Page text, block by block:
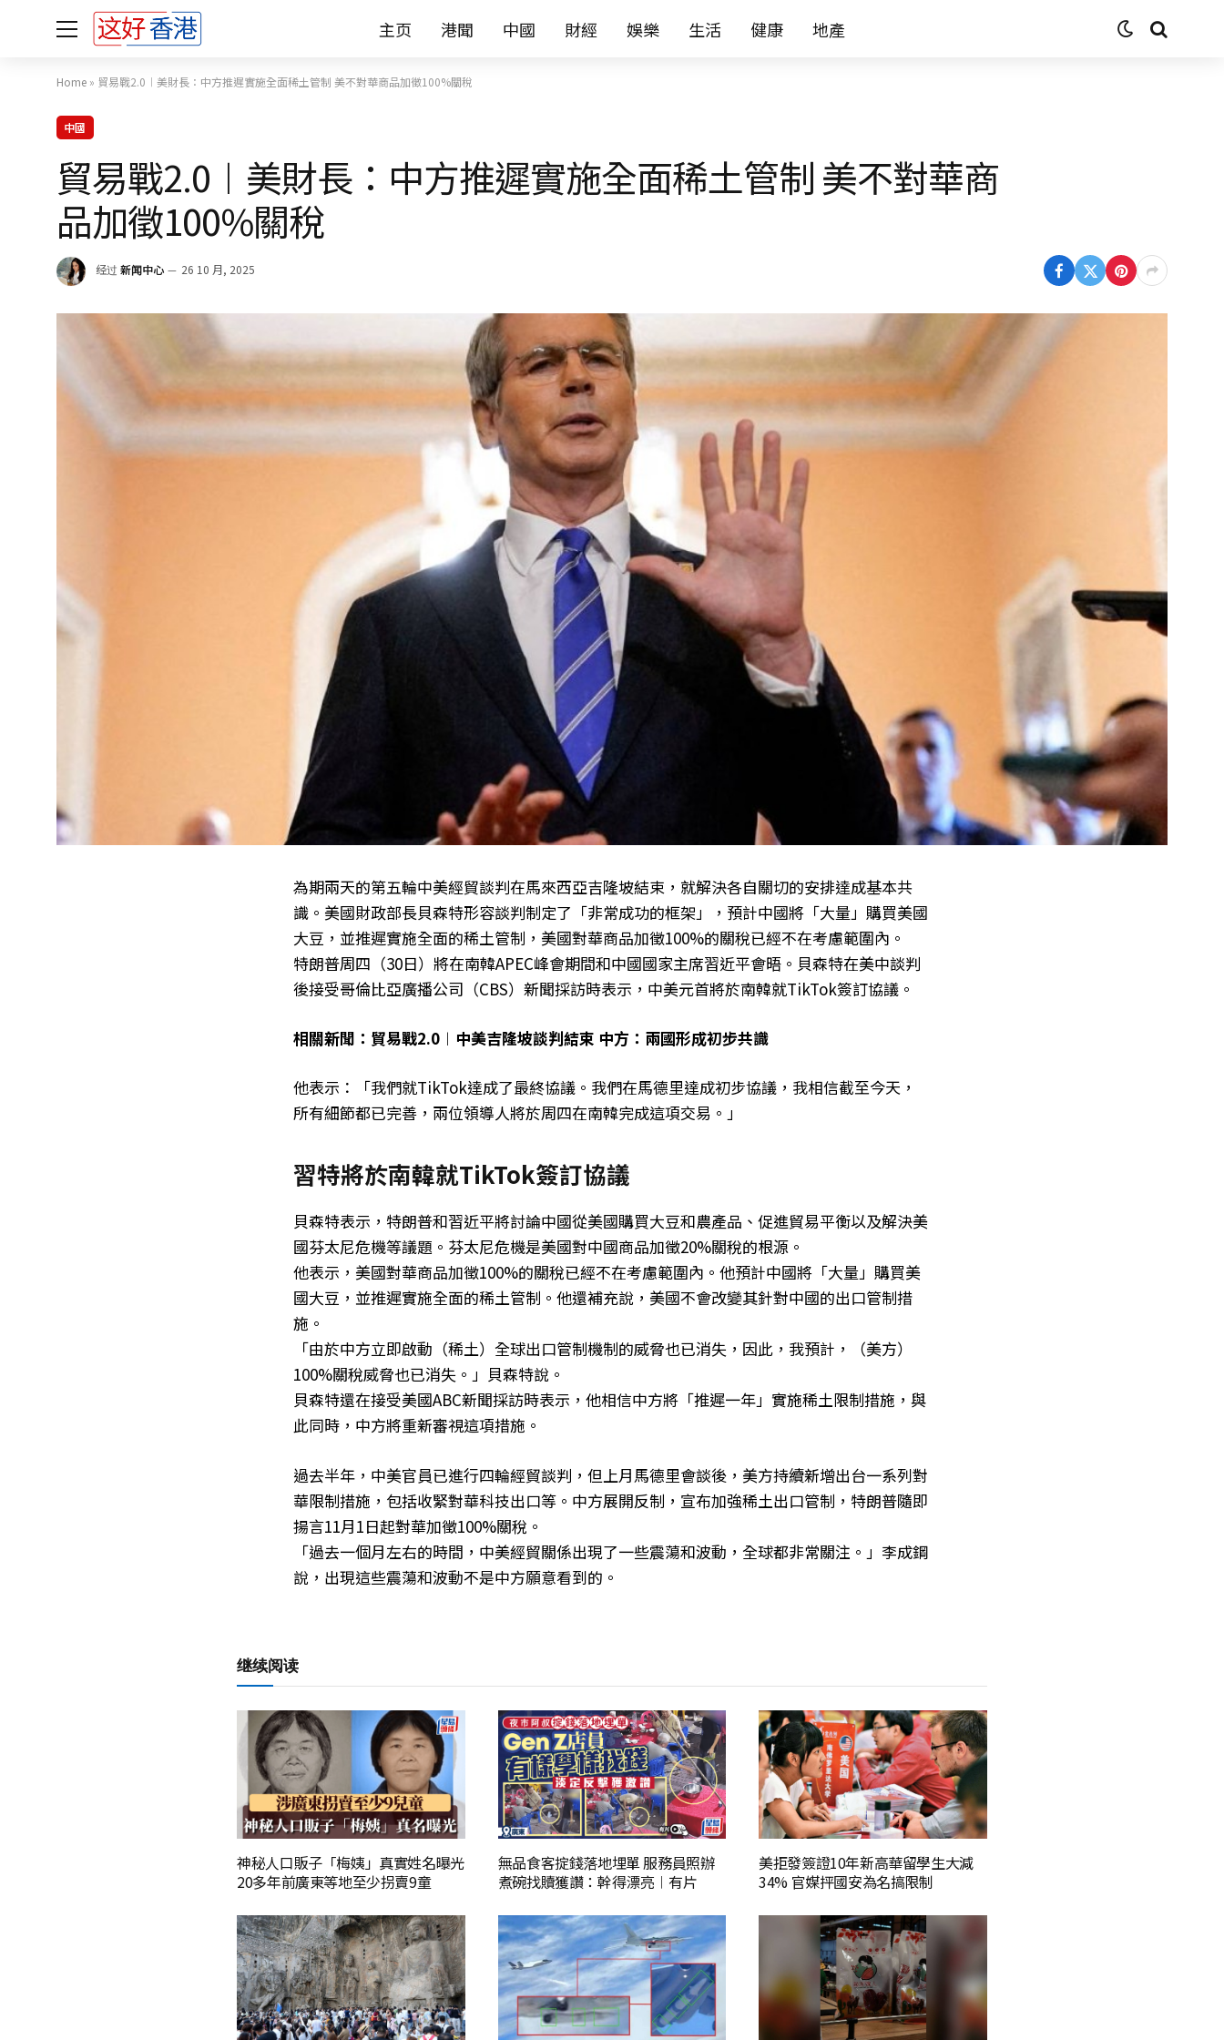
主页 港聞 中國 財經 娛樂 生活 健康 地產
Home » 貿易戰2.0︱美財長：中方推遲實施全面稀土管制 美不對華商品加徵100%關稅
中國
貿易戰2.0︱美財長：中方推遲實施全面稀土管制 美不對華商
品加徵100%關稅
经过 新闻中心 26 10 月, 2025
為期兩天的第五輪中美經貿談判在馬來西亞吉隆坡結束，就解決各自關切的安排達成基本共
識。美國財政部長貝森特形容談判制定了「非常成功的框架」，預計中國將「大量」購買美國
大豆，並推遲實施全面的稀土管制，美國對華商品加徵100%的關稅已經不在考慮範圍內。
特朗普周四（30日）將在南韓APEC峰會期間和中國國家主席習近平會晤。貝森特在美中談判
後接受哥倫比亞廣播公司（CBS）新聞採訪時表示，中美元首將於南韓就TikTok簽訂協議。
相關新聞：貿易戰2.0︱中美吉隆坡談判結束 中方：兩國形成初步共識
他表示：「我們就TikTok達成了最終協議。我們在馬德里達成初步協議，我相信截至今天，
所有細節都已完善，兩位領導人將於周四在南韓完成這項交易。」
習特將於南韓就TikTok簽訂協議
貝森特表示，特朗普和習近平將討論中國從美國購買大豆和農產品、促進貿易平衡以及解決美
國芬太尼危機等議題。芬太尼危機是美國對中國商品加徵20%關稅的根源。
他表示，美國對華商品加徵100%的關稅已經不在考慮範圍內。他預計中國將「大量」購買美
國大豆，並推遲實施全面的稀土管制。他還補充說，美國不會改變其針對中國的出口管制措
施。
「由於中方立即啟動（稀土）全球出口管制機制的威脅也已消失，因此，我預計，（美方）
100%關稅威脅也已消失。」貝森特說。
貝森特還在接受美國ABC新聞採訪時表示，他相信中方將「推遲一年」實施稀土限制措施，與
此同時，中方將重新審視這項措施。
過去半年，中美官員已進行四輪經貿談判，但上月馬德里會談後，美方持續新增出台一系列對
華限制措施，包括收緊對華科技出口等。中方展開反制，宣布加強稀土出口管制，特朗普隨即
揚言11月1日起對華加徵100%關稅。
「過去一個月左右的時間，中美經貿關係出現了一些震蕩和波動，全球都非常關注。」李成鋼
說，出現這些震蕩和波動不是中方願意看到的。
继续阅读
神秘人口販子「梅姨」真實姓名曝光
20多年前廣東等地至少拐賣9童
無品食客掟錢落地埋單 服務員照辦
煮碗找贖獲讚：幹得漂亮︱有片
美拒發簽證10年新高華留學生大減
34% 官媒抨國安為名搞限制